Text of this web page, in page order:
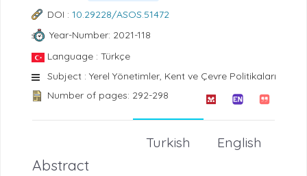
DOI : 10.29228/ASOS.51472
Year-Number: 2021-118
Language : Türkçe
Subject : Yerel Yönetimler, Kent ve Çevre Politikaları
Number of pages: 292-298
English
Turkish
Abstract